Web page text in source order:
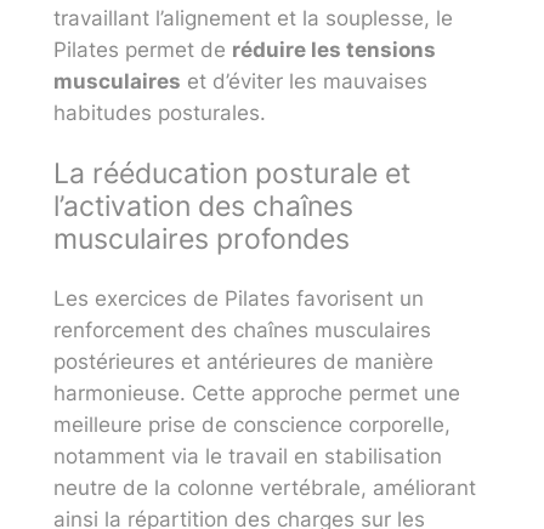
travaillant l’alignement et la souplesse, le
Pilates permet de réduire les tensions
musculaires et d’éviter les mauvaises
habitudes posturales.
La rééducation posturale et
l’activation des chaînes
musculaires profondes
Les exercices de Pilates favorisent un
renforcement des chaînes musculaires
postérieures et antérieures de manière
harmonieuse. Cette approche permet une
meilleure prise de conscience corporelle,
notamment via le travail en stabilisation
neutre de la colonne vertébrale, améliorant
ainsi la répartition des charges sur les